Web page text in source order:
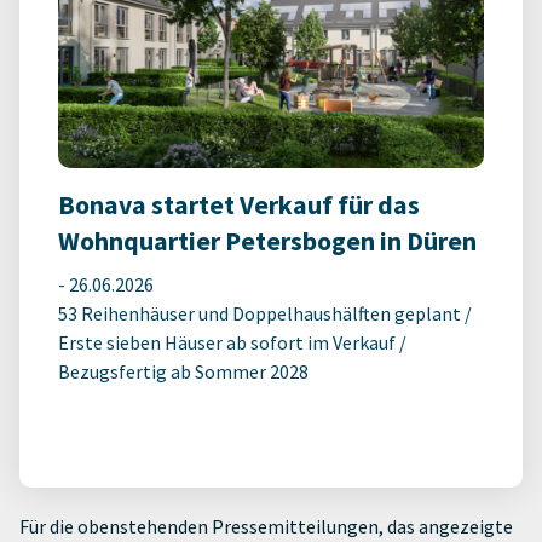
Bonava startet Verkauf für das
Wohnquartier Petersbogen in Düren
- 26.06.2026
53 Reihenhäuser und Doppelhaushälften geplant /
Erste sieben Häuser ab sofort im Verkauf /
Bezugsfertig ab Sommer 2028
Für die obenstehenden Pressemitteilungen, das angezeigte